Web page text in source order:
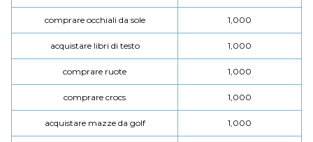
comprare occhiali da sole 1,000
acquistare libri di testo 1,000
comprare ruote 1,000
comprare crocs 1,000
acquistare mazze da golf 1,000